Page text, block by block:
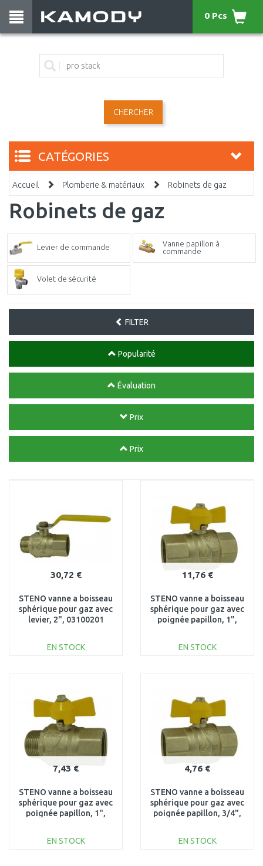
CHERCHER
0 Pcs
CATÉGORIES
Accueil Plomberie & matériaux Robinets de gaz
Robinets de gaz
Levier de commande
Vanne papillon à
commande
Volet de sécurité
FILTER
Popularité
Évaluation
Prix
Prix
30,72 €
STENO vanne a boisseau
sphérique pour gaz avec
levier, 2", 03100201
EN STOCK
Au comparatif
11,76 €
STENO vanne a boisseau
sphérique pour gaz avec
poignée papillon, 1",
EN STOCK
7,43 €
STENO vanne a boisseau
sphérique pour gaz avec
poignée papillon, 1",
EN STOCK
4,76 €
STENO vanne a boisseau
sphérique pour gaz avec
poignée papillon, 3/4",
EN STOCK